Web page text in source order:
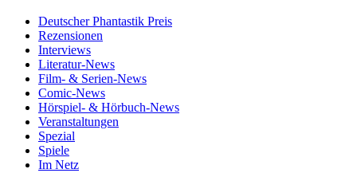
Deutscher Phantastik Preis
Rezensionen
Interviews
Literatur-News
Film- & Serien-News
Comic-News
Hörspiel- & Hörbuch-News
Veranstaltungen
Spezial
Spiele
Im Netz